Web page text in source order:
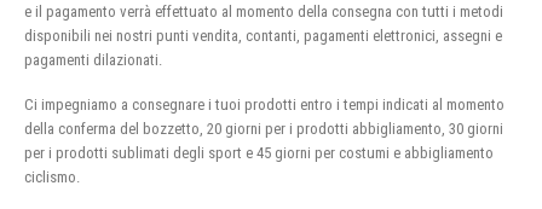
e il pagamento verrà effettuato al momento della consegna con tutti i metodi
disponibili nei nostri punti vendita, contanti, pagamenti elettronici, assegni e
pagamenti dilazionati.
Ci impegniamo a consegnare i tuoi prodotti entro i tempi indicati al momento
della conferma del bozzetto, 20 giorni per i prodotti abbigliamento, 30 giorni
per i prodotti sublimati degli sport e 45 giorni per costumi e abbigliamento
ciclismo.